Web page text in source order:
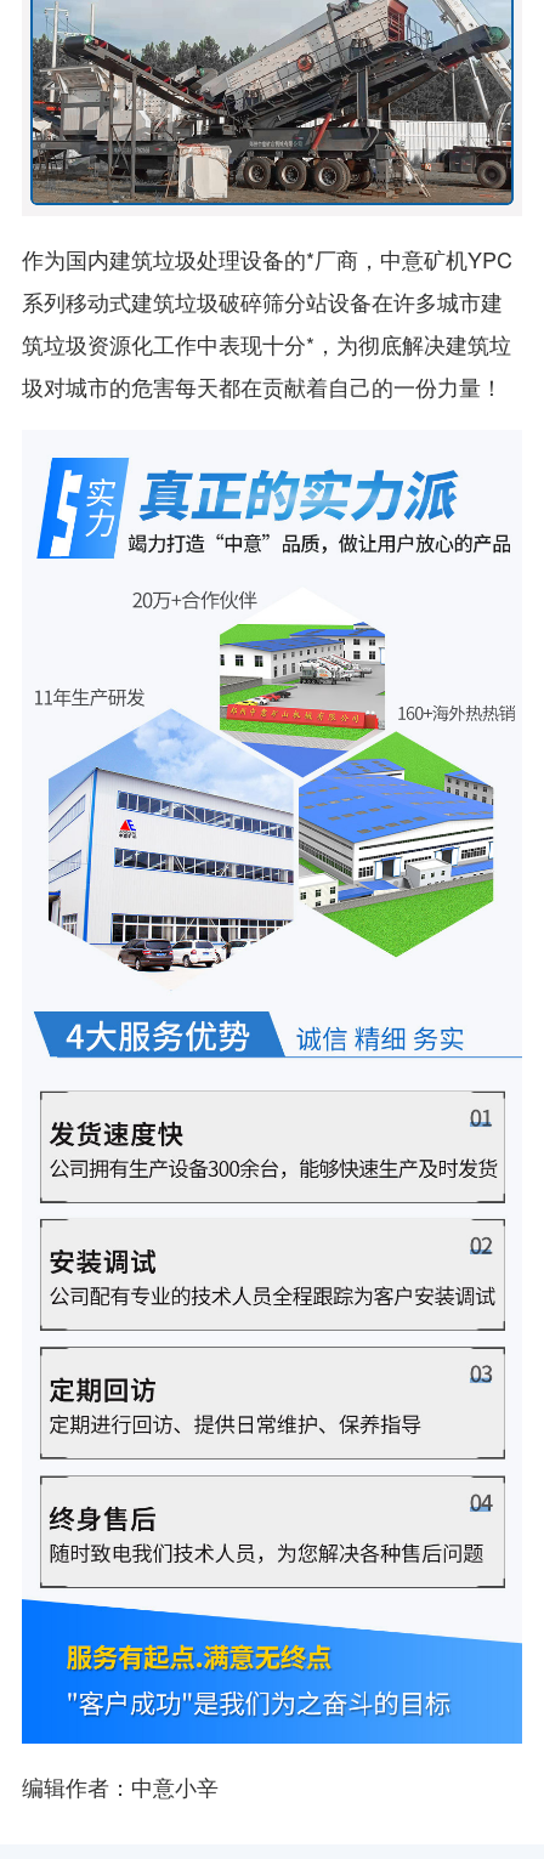
作为国内建筑垃圾处理设备的*厂商，中意矿机YPC
系列移动式建筑垃圾破碎筛分站设备在许多城市建
筑垃圾资源化工作中表现十分*，为彻底解决建筑垃
圾对城市的危害每天都在贡献着自己的一份力量！
编辑作者：中意小辛